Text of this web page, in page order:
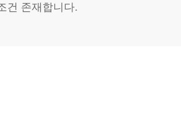
건 존재합니다.